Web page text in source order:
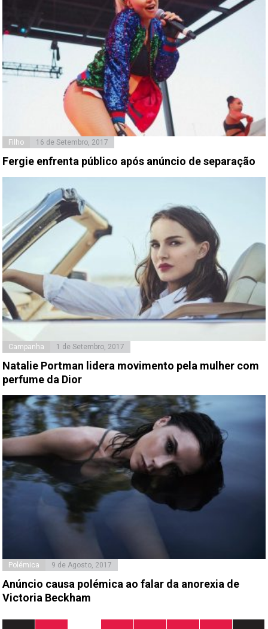
Filho 16 de Setembro, 2017
Fergie enfrenta público após anúncio de separação
Campanha 1 de Setembro, 2017
Natalie Portman lidera movimento pela mulher com
perfume da Dior
Polémica 9 de Agosto, 2017
Anúncio causa polémica ao falar da anorexia de
Victoria Beckham